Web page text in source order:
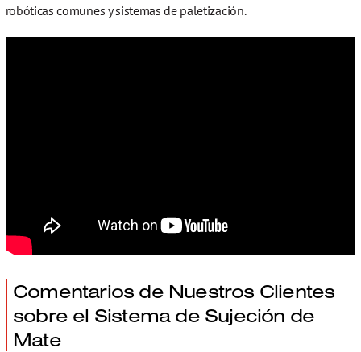
robóticas comunes y sistemas de paletización.
Comentarios de Nuestros Clientes
sobre el Sistema de Sujeción de
Mate